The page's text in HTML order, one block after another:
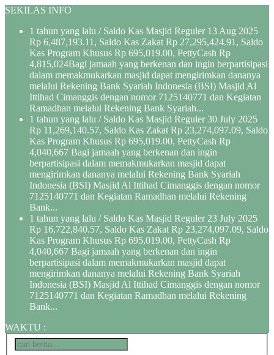
SEKILAS INFO
1 tahun yang lalu / Saldo Kas Masjid Reguler 13 Aug 2025
Rp 6,487,193.11, Saldo Kas Zakat Rp 27,295,424.91, Saldo
Kas Program Khusus Rp 695,019.00, PettyCash Rp
4,815,024Bagi jamaah yang berkenan dan ingin berpartisipasi
dalam memakmukarkan masjid dapat mengirimkan dananya
melalui Rekening Bank Syariah Indonesia (BSI) Masjid Al
Ittihad Cimanggis dengan nomor 7125140771 dan Kegiatan
Ramadhan melalui Rekening Bank Syariah...
1 tahun yang lalu / Saldo Kas Masjid Reguler 30 July 2025
Rp 11,269,140.57, Saldo Kas Zakat Rp 23,274,097.09, Saldo
Kas Program Khusus Rp 695,019.00, PettyCash Rp
4,040,667 Bagi jamaah yang berkenan dan ingin
berpartisipasi dalam memakmukarkan masjid dapat
mengirimkan dananya melalui Rekening Bank Syariah
Indonesia (BSI) Masjid Al Ittihad Cimanggis dengan nomor
7125140771 dan Kegiatan Ramadhan melalui Rekening
Bank...
1 tahun yang lalu / Saldo Kas Masjid Reguler 23 July 2025
Rp 16,722,840.57, Saldo Kas Zakat Rp 23,274,097.09, Saldo
Kas Program Khusus Rp 695,019.00, PettyCash Rp
4,040,667 Bagi jamaah yang berkenan dan ingin
berpartisipasi dalam memakmukarkan masjid dapat
mengirimkan dananya melalui Rekening Bank Syariah
Indonesia (BSI) Masjid Al Ittihad Cimanggis dengan nomor
7125140771 dan Kegiatan Ramadhan melalui Rekening
Bank...
WAKTU :